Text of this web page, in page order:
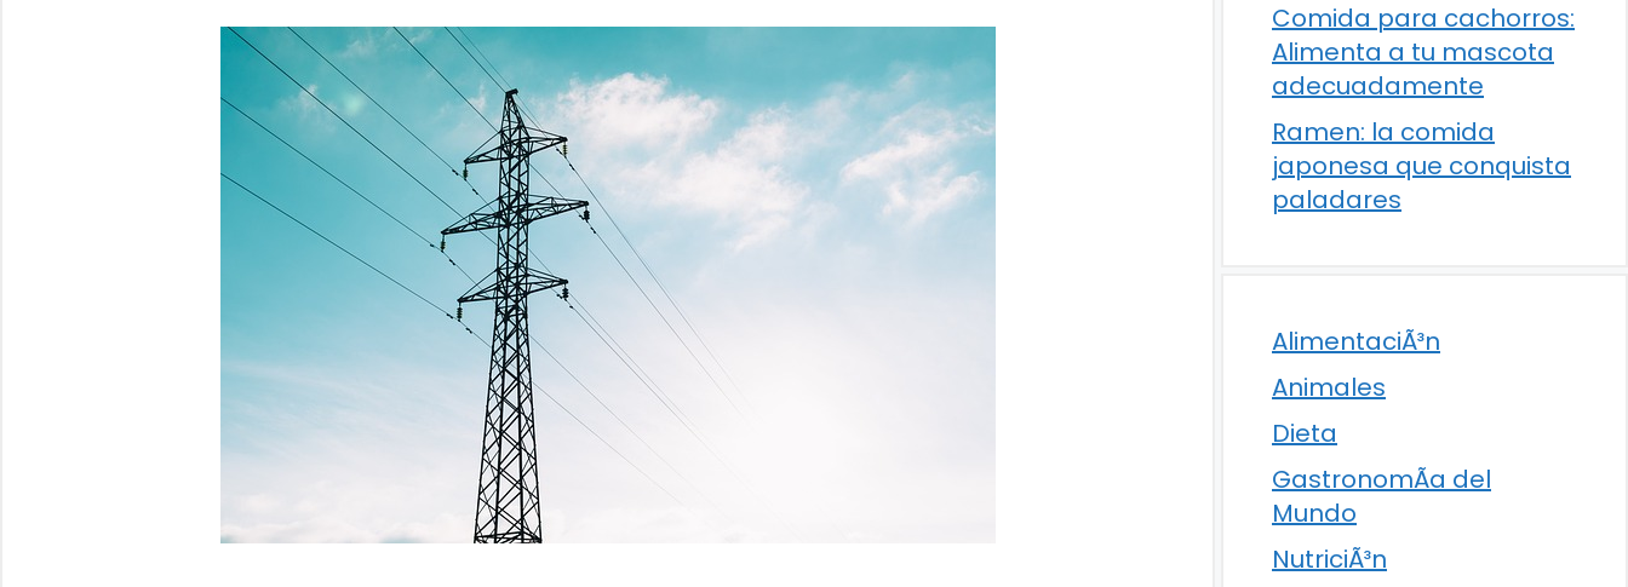
Comida para cachorros:
Alimenta a tu mascota
adecuadamente
Ramen: la comida
japonesa que conquista
paladares
AlimentaciÃ³n
Animales
Dieta
GastronomÃ­a del
Mundo
NutriciÃ³n